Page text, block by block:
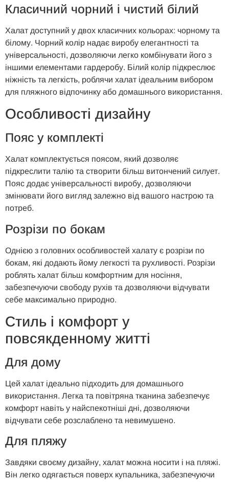
Класичний чорний і чистий білий
Халат доступний у двох класичних кольорах: чорному та
білому. Чорний колір надає виробу елегантності та
універсальності, дозволяючи легко комбінувати його з
іншими елементами гардеробу. Білий колір підкреслює
ніжність та легкість, роблячи халат ідеальним вибором
для пляжного відпочинку або домашнього використання.
Особливості дизайну
Пояс у комплекті
Халат комплектується поясом, який дозволяє
підкреслити талію та створити більш витончений силует.
Пояс додає універсальності виробу, дозволяючи
змінювати його вигляд залежно від вашого настрою та
потреб.
Розрізи по бокам
Однією з головних особливостей халату є розрізи по
бокам, які додають йому легкості та рухливості. Розрізи
роблять халат більш комфортним для носіння,
забезпечуючи свободу рухів та дозволяючи відчувати
себе максимально природно.
Стиль і комфорт у
повсякденному житті
Для дому
Цей халат ідеально підходить для домашнього
використання. Легка та повітряна тканина забезпечує
комфорт навіть у найспекотніші дні, дозволяючи
відчувати себе розслаблено та невимушено.
Для пляжу
Завдяки своєму дизайну, халат можна носити і на пляжі.
Він легко одягається поверх купальника, забезпечуючи